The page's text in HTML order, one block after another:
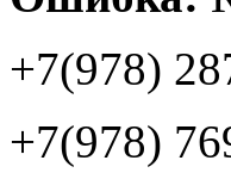
+7(978)
+7(978)